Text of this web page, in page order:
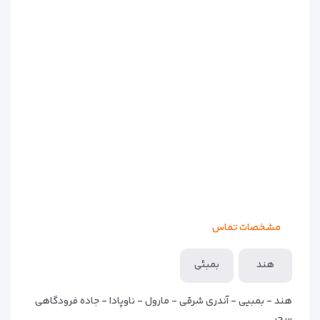
مشخصات تماس
هند بمبئی
هند - بمبیی - آندری شرقی - مارول - ناوپادا - جاده فرودگاهی